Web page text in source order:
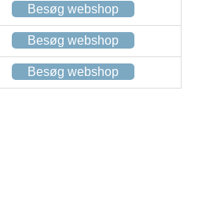
Besøg webshop
Besøg webshop
Besøg webshop